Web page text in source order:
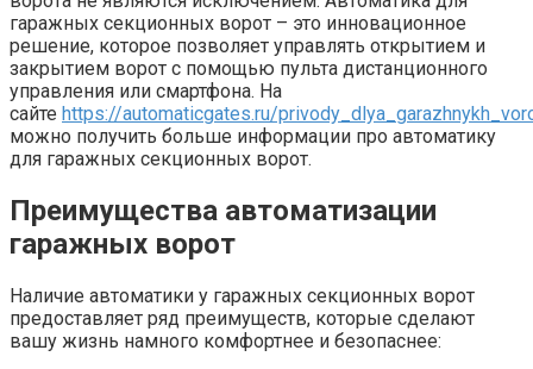
гаражных секционных ворот – это инновационное
решение, которое позволяет управлять открытием и
закрытием ворот с помощью пульта дистанционного
управления или смартфона. На
сайте https://automaticgates.ru/
можно получить больше информации про автоматику
для гаражных секционных ворот.
Преимущества автоматизации
гаражных ворот
Наличие автоматики у гаражных секционных ворот
предоставляет ряд преимуществ, которые сделают
вашу жизнь намного комфортнее и безопаснее: